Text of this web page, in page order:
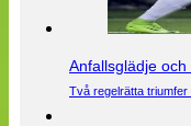
Anfallsglädje
Två regelrätta